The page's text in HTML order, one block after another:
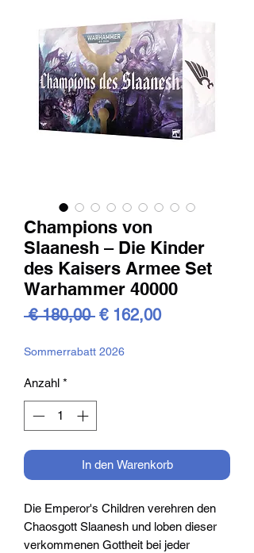
Champions von
Slaanesh – Die Kinder
des Kaisers Armee Set
Warhammer 40000
€ 180,00 Standardpreis
€ 162,00Sale-
Sommerrabatt 2026
Anzahl *
In den Warenkorb
Die Emperor's Children verehren den
Chaosgott Slaanesh und loben dieser
verkommenen Gottheit bei jeder